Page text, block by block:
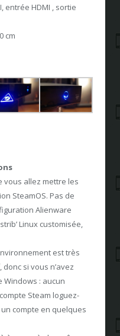
entrée HDMI , sortie
cm
vous allez mettre les
SteamOS. Pas de
Alienware
Linux customisée,
est très
si vous n’avez
Windows : aucun
Steam loguez-
compte en quelques